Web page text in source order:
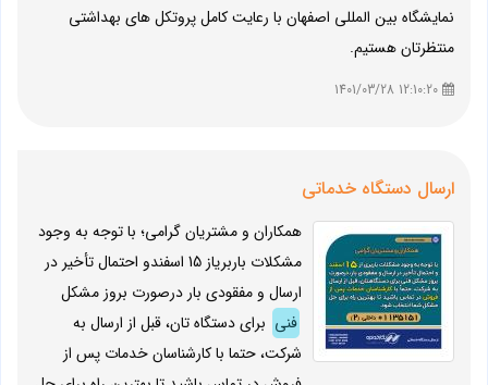
نمایشگاه بین المللی اصفهان با رعایت کامل پروتکل های بهداشتی
منتظرتان هستیم.
ارسال دستگاه خدماتی
همکاران و مشتریان گرامی؛ با توجه به وجود
مشکلات باربریاز 15 اسفندو احتمال تأخیر در
ارسال و مفقودی بار درصورت بروز مشکل
فنی برای دستگاه تان، قبل از ارسال به
شرکت، حتما با کارشناسان خدمات پس از